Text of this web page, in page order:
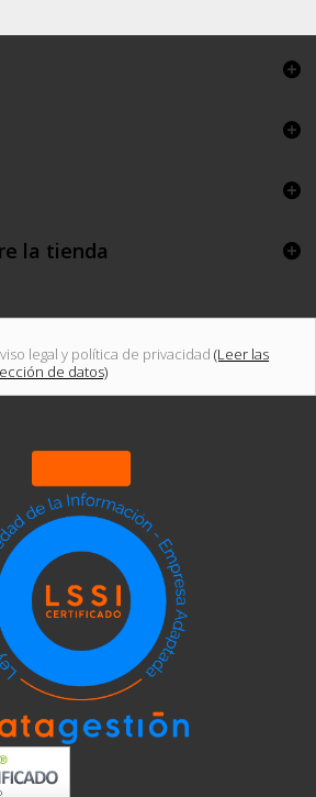
la tienda
legal y política de privacidad (Leer las
de datos)